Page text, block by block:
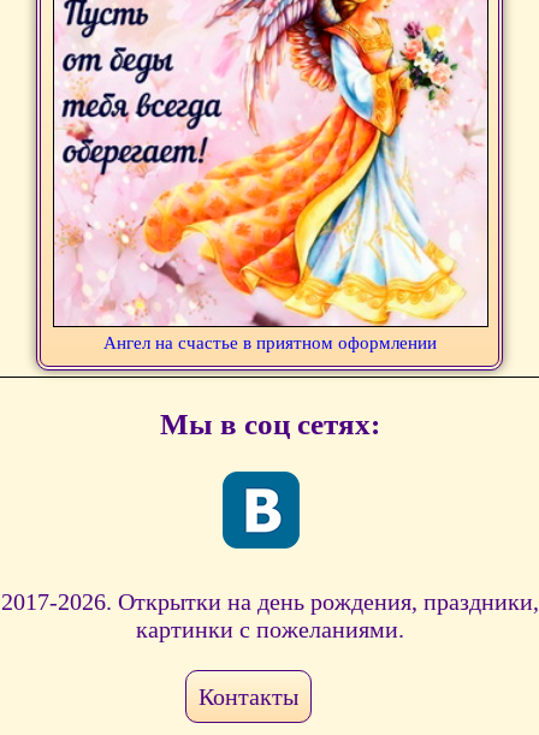
Ангел на счастье в приятном оформлении
Мы в соц сетях:
2017-2026. Открытки на день рождения, праздники,
картинки с пожеланиями.
Контакты